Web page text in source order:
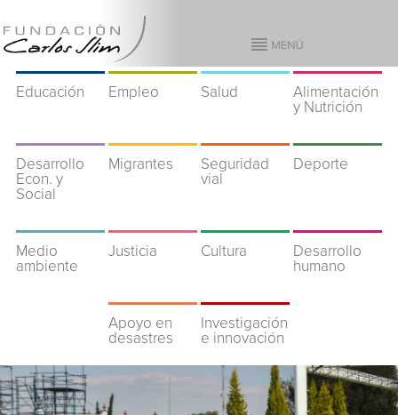
Educación Empleo Salud
Alimentación
y Nutrición
Desarrollo
Econ. y
Social
Migrantes
Seguridad
vial
Deporte
Medio
ambiente
Justicia Cultura
Desarrollo
humano
Apoyo en
desastres
Investigación
e innovación